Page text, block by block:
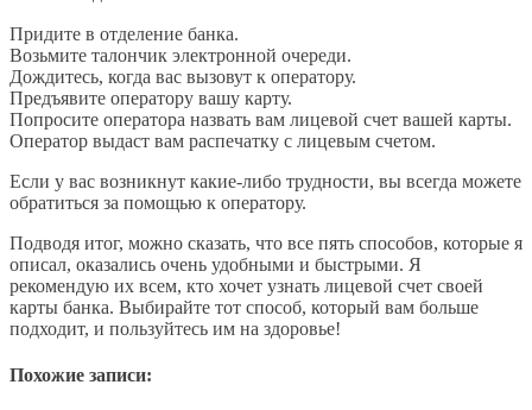
Придите в отделение банка.
Возьмите талончик электронной очереди.
Дождитесь, когда вас вызовут к оператору.
Предъявите оператору вашу карту.
Попросите оператора назвать вам лицевой счет вашей карты.
Оператор выдаст вам распечатку с лицевым счетом.
Если у вас возникнут какие-либо трудности, вы всегда можете
обратиться за помощью к оператору.
Подводя итог, можно сказать, что все пять способов, которые я
описал, оказались очень удобными и быстрыми. Я
рекомендую их всем, кто хочет узнать лицевой счет своей
карты банка. Выбирайте тот способ, который вам больше
подходит, и пользуйтесь им на здоровье!
Похожие записи: